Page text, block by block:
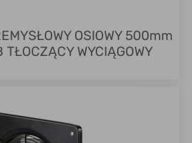
OSIOWY 500mm
WYCIĄGOWY